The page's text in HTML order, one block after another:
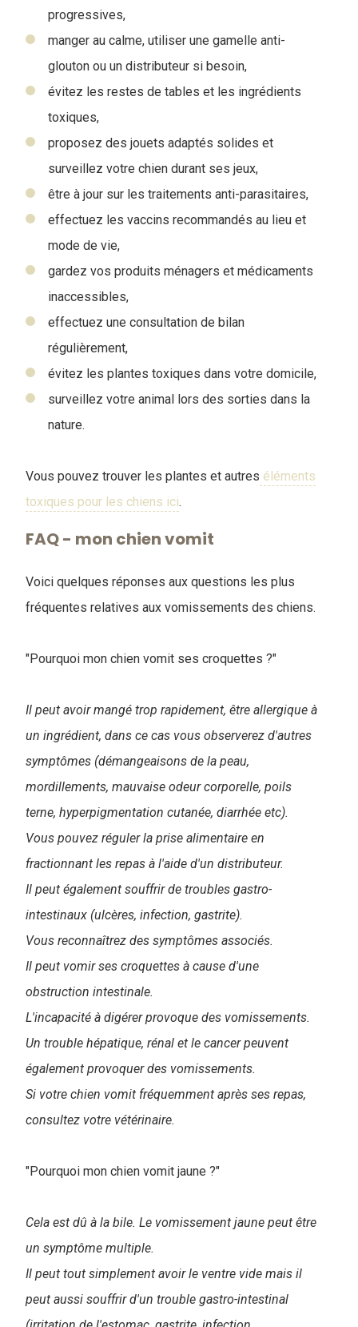
progressives,
manger au calme, utiliser une gamelle anti-
glouton ou un distributeur si besoin,
évitez les restes de tables et les ingrédients
toxiques,
proposez des jouets adaptés solides et
surveillez votre chien durant ses jeux,
être à jour sur les traitements anti-parasitaires,
effectuez les vaccins recommandés au lieu et
mode de vie,
gardez vos produits ménagers et médicaments
inaccessibles,
effectuez une consultation de bilan
régulièrement,
évitez les plantes toxiques dans votre domicile,
surveillez votre animal lors des sorties dans la
nature.
Vous pouvez trouver les plantes et autres éléments
toxiques pour les chiens ici.
FAQ - mon chien vomit
Voici quelques réponses aux questions les plus
fréquentes relatives aux vomissements des chiens.
"Pourquoi mon chien vomit ses croquettes ?"
Il peut avoir mangé trop rapidement, être allergique à
un ingrédient, dans ce cas vous observerez d'autres
symptômes (démangeaisons de la peau,
mordillements, mauvaise odeur corporelle, poils
terne, hyperpigmentation cutanée, diarrhée etc).
Vous pouvez réguler la prise alimentaire en
fractionnant les repas à l'aide d'un distributeur.
Il peut également souffrir de troubles gastro-
intestinaux (ulcères, infection, gastrite).
Vous reconnaîtrez des symptômes associés.
Il peut vomir ses croquettes à cause d'une
obstruction intestinale.
L'incapacité à digérer provoque des vomissements.
Un trouble hépatique, rénal et le cancer peuvent
également provoquer des vomissements.
Si votre chien vomit fréquemment après ses repas,
consultez votre vétérinaire.
"Pourquoi mon chien vomit jaune ?"
Cela est dû à la bile. Le vomissement jaune peut être
un symptôme multiple.
Il peut tout simplement avoir le ventre vide mais il
peut aussi souffrir d'un trouble gastro-intestinal